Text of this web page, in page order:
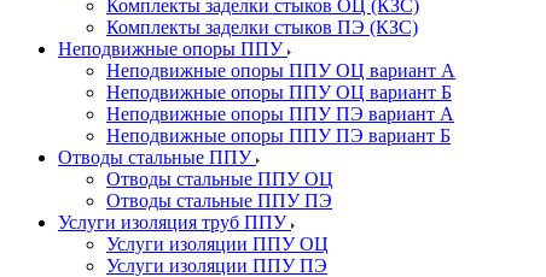
Комплекты заделки стыков ОЦ (КЗС)
Комплекты заделки стыков ПЭ (КЗС)
Неподвижные опоры ППУ
Неподвижные опоры ППУ ОЦ вариант А
Неподвижные опоры ППУ ОЦ вариант Б
Неподвижные опоры ППУ ПЭ вариант А
Неподвижные опоры ППУ ПЭ вариант Б
Отводы стальные ППУ
Отводы стальные ППУ ОЦ
Отводы стальные ППУ ПЭ
Услуги изоляция труб ППУ
Услуги изоляции ППУ ОЦ
Услуги изоляции ППУ ПЭ